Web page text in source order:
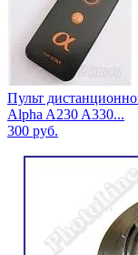
Пульт
Alpha A230 A330...
300 руб.